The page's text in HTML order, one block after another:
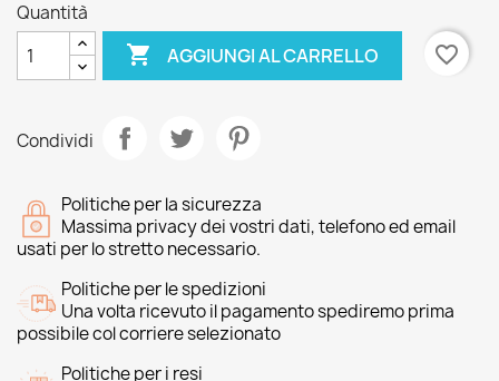
Quantità
 AGGIUNGI AL CARRELLO favorite_border
Condividi
Politiche per la sicurezza
Massima privacy dei vostri dati, telefono ed email
usati per lo stretto necessario.
Politiche per le spedizioni
Una volta ricevuto il pagamento spediremo prima
possibile col corriere selezionato
Politiche per i resi